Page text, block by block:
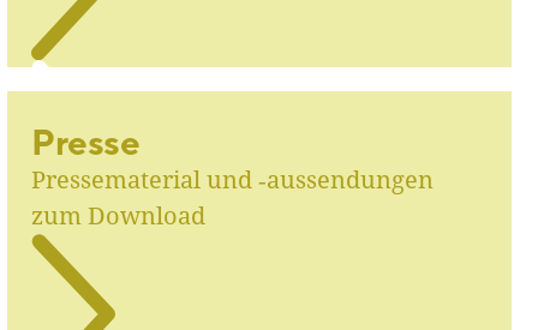
Presse
Pressematerial und ‑aussendungen
zum Download